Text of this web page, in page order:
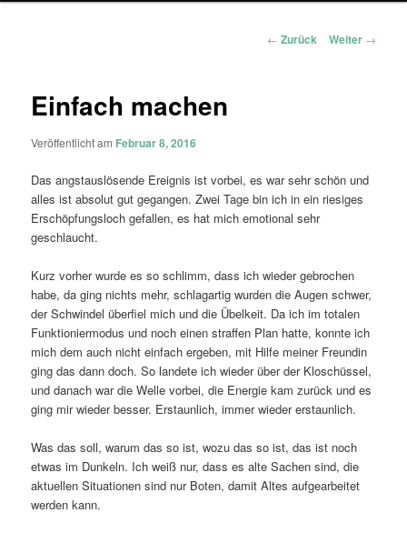
Beitragsnavigation
← Zurück Weiter →
Einfach machen
Veröffentlicht am Februar 8, 2016
Das angstauslösende Ereignis ist vorbei, es war sehr schön und
alles ist absolut gut gegangen. Zwei Tage bin ich in ein riesiges
Erschöpfungsloch gefallen, es hat mich emotional sehr
geschlaucht.
Kurz vorher wurde es so schlimm, dass ich wieder gebrochen
habe, da ging nichts mehr, schlagartig wurden die Augen schwer,
der Schwindel überfiel mich und die Übelkeit. Da ich im totalen
Funktioniermodus und noch einen straffen Plan hatte, konnte ich
mich dem auch nicht einfach ergeben, mit Hilfe meiner Freundin
ging das dann doch. So landete ich wieder über der Kloschüssel,
und danach war die Welle vorbei, die Energie kam zurück und es
ging mir wieder besser. Erstaunlich, immer wieder erstaunlich.
Was das soll, warum das so ist, wozu das so ist, das ist noch
etwas im Dunkeln. Ich weiß nur, dass es alte Sachen sind, die
aktuellen Situationen sind nur Boten, damit Altes aufgearbeitet
werden kann.